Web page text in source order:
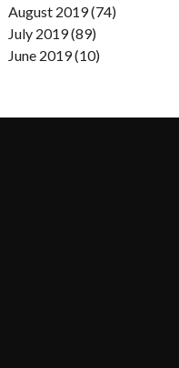
August 2019 (74)
July 2019 (89)
June 2019 (10)